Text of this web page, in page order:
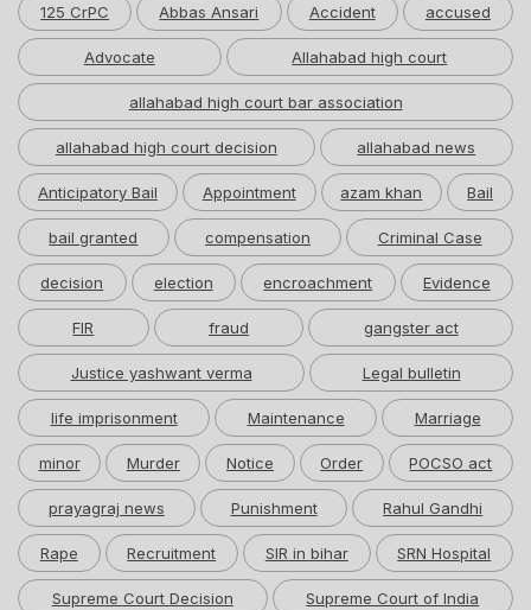
125 CrPC Abbas Ansari Accident accused
Advocate Allahabad high court
allahabad high court bar association
allahabad high court decision allahabad news
Anticipatory Bail Appointment azam khan Bail
bail granted compensation Criminal Case
decision election encroachment Evidence
FIR fraud gangster act
Justice yashwant verma Legal bulletin
life imprisonment Maintenance Marriage
minor Murder Notice Order POCSO act
prayagraj news Punishment Rahul Gandhi
Rape Recruitment SIR in bihar SRN Hospital
Supreme Court Decision Supreme Court of India